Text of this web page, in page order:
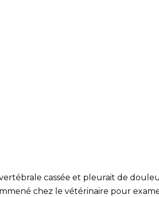
cassée et pleurait de
chez le vétérinaire pour